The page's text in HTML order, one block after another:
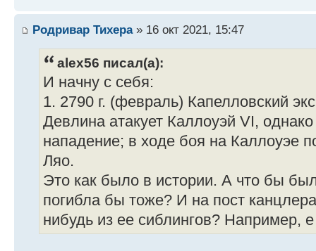
Родривар Тихера» 16 окт 2021, 15:47
alex56 писал(а):
И начну с себя:
1. 2790 г. (февраль) Капелловский
Девлина атакует Каллоуэй VI,
нападение; в ходе боя на Каллоуэе
Ляо.
Это как было в истории. А что бы
погибла бы тоже? И на пост
нибудь из ее сиблингов? Например,